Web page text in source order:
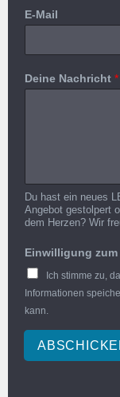
E-Mail
Deine Nachricht *
Du hast ein neues
Angebot gestolpert
dem Herzen? Wir
Einwilligung zum
Ich stimme zu,
Informationen
kann.